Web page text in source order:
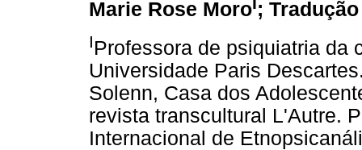
Marie Rose Moro ;
IProfessora de psiquiatria da
Universidade Paris
Solenn, Casa dos
revista transcultural L'Autre.
Internacional de